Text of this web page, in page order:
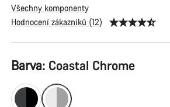
Všechny komponenty
Hodnocení zákazníků (12)
Konfigurace
produktu
Barva: Coastal Chrome